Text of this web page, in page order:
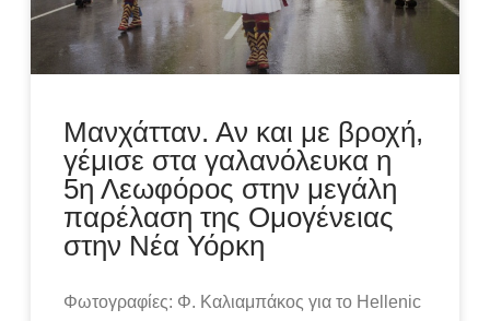
Μανχάτταν. Αν και με βροχή,
γέμισε στα γαλανόλευκα η
5η Λεωφόρος στην μεγάλη
παρέλαση της Ομογένειας
στην Νέα Υόρκη
Φωτογραφίες: Φ. Καλιαμπάκος για το Hellenic